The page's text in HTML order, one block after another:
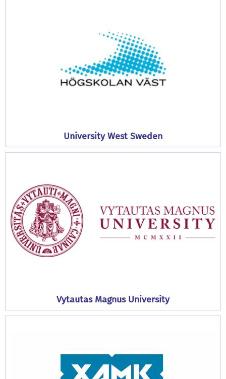
University West Sweden
Vytautas Magnus University